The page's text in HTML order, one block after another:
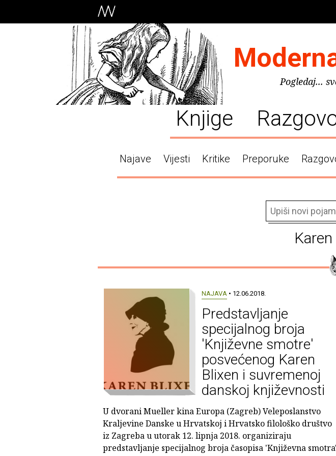
Pogledaj...
Knjige
Najave Vijesti Kritike Preporuke
NAJAVA • 12.06.2018.
Predstavljanje
specijalnog broja
'Književne smotre'
posvećenog Karen
Blixen i suvremenoj
danskoj književnosti
U dvorani Mueller kina Europa (Zagreb) Veleposlanstvo
Kraljevine Danske u Hrvatskoj i Hrvatsko filološko društvo
iz Zagreba u utorak 12. lipnja 2018. organiziraju
predstavljanje specijalnog broja časopisa 'Književna smotra'